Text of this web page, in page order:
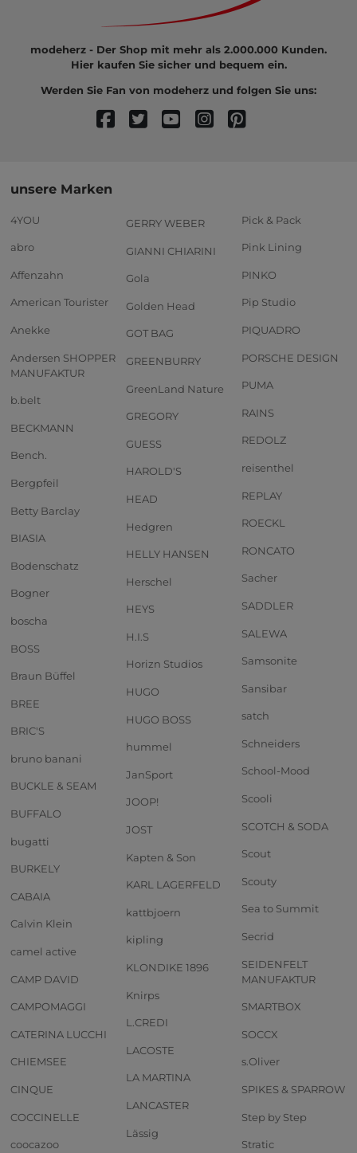
modeherz - Der Shop mit mehr als 2.000.000 Kunden.
Hier kaufen Sie sicher und bequem ein.
Werden Sie Fan von modeherz und folgen Sie uns:
unsere Marken
4YOU
abro
Affenzahn
American Tourister
Anekke
Andersen SHOPPER
MANUFAKTUR
b.belt
BECKMANN
Bench.
Bergpfeil
Betty Barclay
BIASIA
Bodenschatz
Bogner
boscha
BOSS
Braun Büffel
BREE
BRIC'S
bruno banani
BUCKLE & SEAM
BUFFALO
bugatti
BURKELY
CABAIA
Calvin Klein
camel active
CAMP DAVID
CAMPOMAGGI
CATERINA LUCCHI
CHIEMSEE
CINQUE
COCCINELLE
coocazoo
GERRY WEBER
GIANNI CHIARINI
Gola
Golden Head
GOT BAG
GREENBURRY
GreenLand Nature
GREGORY
GUESS
HAROLD'S
HEAD
Hedgren
HELLY HANSEN
Herschel
HEYS
H.I.S
Horizn Studios
HUGO
HUGO BOSS
hummel
JanSport
JOOP!
JOST
Kapten & Son
KARL LAGERFELD
kattbjoern
kipling
KLONDIKE 1896
Knirps
L.CREDI
LACOSTE
LA MARTINA
LANCASTER
Lässig
Pick & Pack
Pink Lining
PINKO
Pip Studio
PIQUADRO
PORSCHE DESIGN
PUMA
RAINS
REDOLZ
reisenthel
REPLAY
ROECKL
RONCATO
Sacher
SADDLER
SALEWA
Samsonite
Sansibar
satch
Schneiders
School-Mood
Scooli
SCOTCH & SODA
Scout
Scouty
Sea to Summit
Secrid
SEIDENFELT
MANUFAKTUR
SMARTBOX
SOCCX
s.Oliver
SPIKES & SPARROW
Step by Step
Stratic